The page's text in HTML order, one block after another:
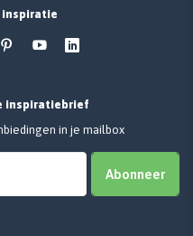
inspiratie
inspiratiebrief
in je mailbox
Abonneer